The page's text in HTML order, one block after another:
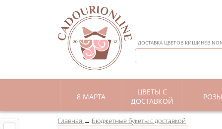
ДОСТАВКА ЦВЕТОВ КИШИНЕВ
8 МАРТА
ЦВЕТЫ С
ДОСТАВКОЙ
РОЗЫ
Главная Бюджетные букеты с доставкой